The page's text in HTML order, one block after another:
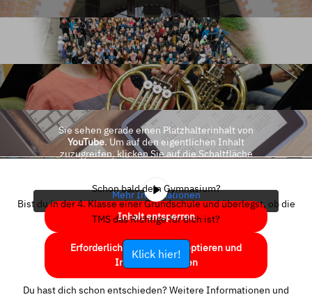
Sie sehen gerade einen Platzhalterinhalt von
YouTube. Um auf den eigentlichen Inhalt
zuzugreifen, klicken Sie auf die Schaltfläche
Mehr Informationen
Inhalt entsperren
Erforderlichen Service akzeptieren und
Inhalte entsperren
Schon bald dein Gymnasium?
Bist du in der 4. Klasse einer Grundschule und überlegst, ob die
TMS das Richtige für dich ist?
Klick hier!
Du hast dich schon entschieden? Weitere Informationen und